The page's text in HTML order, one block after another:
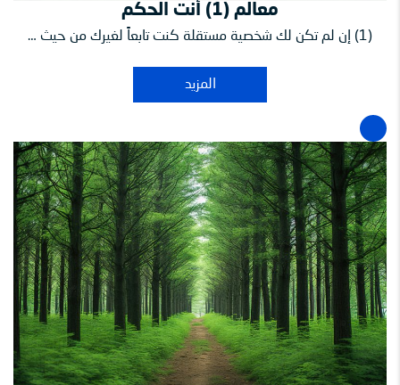
معالم (1) أنت الحكم
(1) إن لم تكن لك شخصية مستقلة كنت تابعاً لغيرك من حيث …
المزيد